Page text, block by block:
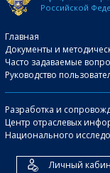
Российской
Главная
Документы и
Часто задаваемые
Руководство
Разработка и
Центр отраслевых
Национального
Личный